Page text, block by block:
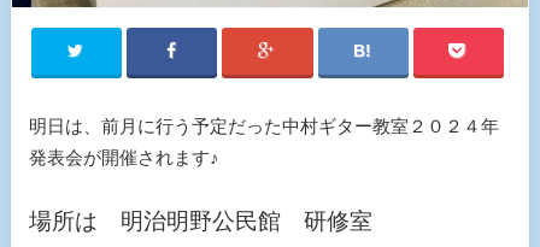
明日は、前月に行う予定だった中村ギター教室２０２４年
発表会が開催されます♪
場所は 明治明野公民館 研修室